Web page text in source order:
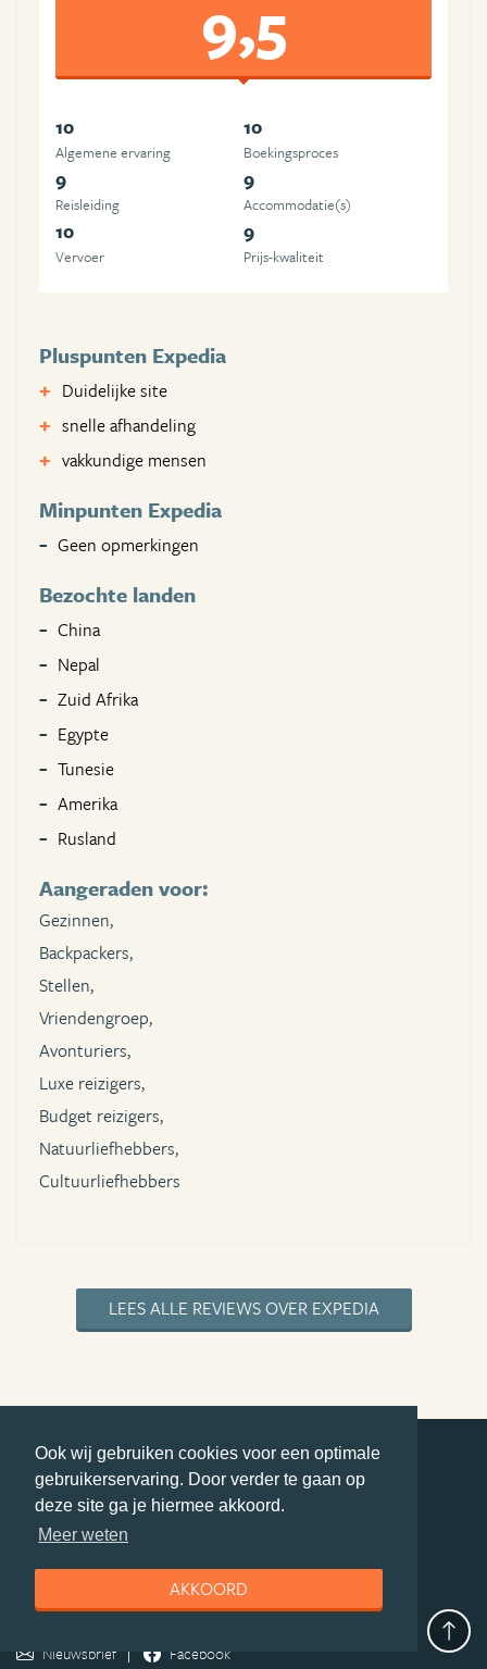
Ook wij gebruiken cookies voor een optimale
gebruikerservaring. Door verder te gaan op
deze site ga je hiermee akkoord.
Meer weten
AKKOORD
9,5
10
Algemene ervaring
10
Boekingsproces
9
Reisleiding
9
Accommodatie(s)
10
Vervoer
9
Prijs-kwaliteit
Pluspunten Expedia
Duidelijke site
snelle afhandeling
vakkundige mensen
Minpunten Expedia
Geen opmerkingen
Bezochte landen
China
Nepal
Zuid Afrika
Egypte
Tunesie
Amerika
Rusland
Aangeraden voor:
Gezinnen,
Backpackers,
Stellen,
Vriendengroep,
Avonturiers,
Luxe reizigers,
Budget reizigers,
Natuurliefhebbers,
Cultuurliefhebbers
LEES ALLE REVIEWS OVER EXPEDIA
deel deze pagina
© Getaway Travel
Privacy statement Disclaimer
Nieuwsbrief
Facebook